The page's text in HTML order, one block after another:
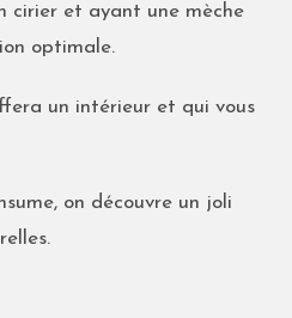
cirier et ayant une mèche
optimale.
un intérieur et qui vous
on découvre un joli